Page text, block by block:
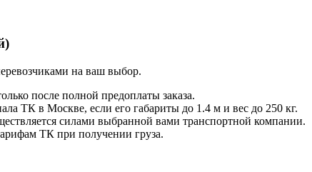
на ваш выбор.
после полной предоплаты заказа.
ТК в Москве, если его габариты до 1.4 м и вес до 250 кг.
силами выбранной вами транспортной компании.
ТК при получении груза.